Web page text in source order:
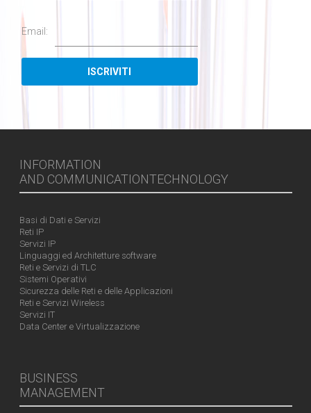
Email:
INFORMATION
AND COMMUNICATIONTECHNOLOGY
Basi di Dati e Servizi
Reti IP
Servizi IP
Linguaggi ed Architetture software
Reti e Servizi di TLC
Sistemi Operativi
Sicurezza delle Reti e delle Applicazioni
Reti e Servizi Wireless
Servizi IT
Data Center e Virtualizzazione
BUSINESS
MANAGEMENT